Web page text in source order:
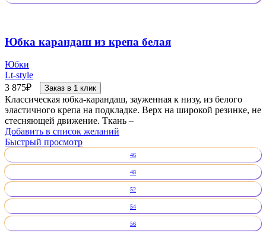
Юбка карандаш из крепа белая
Юбки
Lt-style
3 875₽ Заказ в 1 клик
Классическая юбка-карандаш, зауженная к низу, из белого
эластичного крепа на подкладке. Верх на широкой резинке, не
стесняющей движение. Ткань –
Добавить в список желаний
Быстрый просмотр
46
48
52
54
56